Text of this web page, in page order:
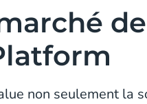
non seulement la